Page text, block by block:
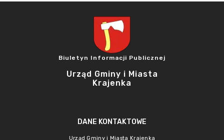
Biuletyn Informacji Publicznej
Urząd Gminy i Miasta
Krajenka
DANE KONTAKTOWE
Urząd Gminy i Miasta Krajenka